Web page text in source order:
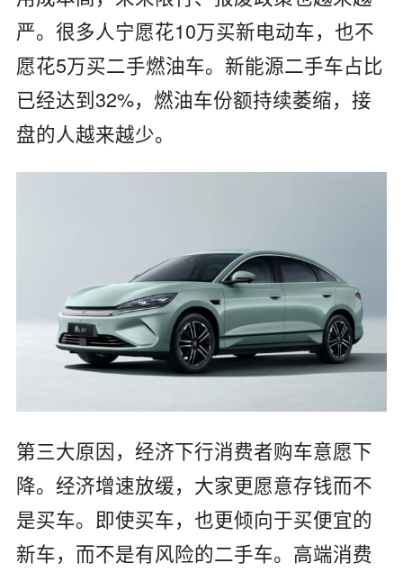
严。很多人宁愿花10万买新电动车，也不
愿花5万买二手燃油车。新能源二手车占比
已经达到32%，燃油车份额持续萎缩，接
盘的人越来越少。
第三大原因，经济下行消费者购车意愿下
降。经济增速放缓，大家更愿意存钱而不
是买车。即使买车，也更倾向于买便宜的
新车，而不是有风险的二手车。高端消费